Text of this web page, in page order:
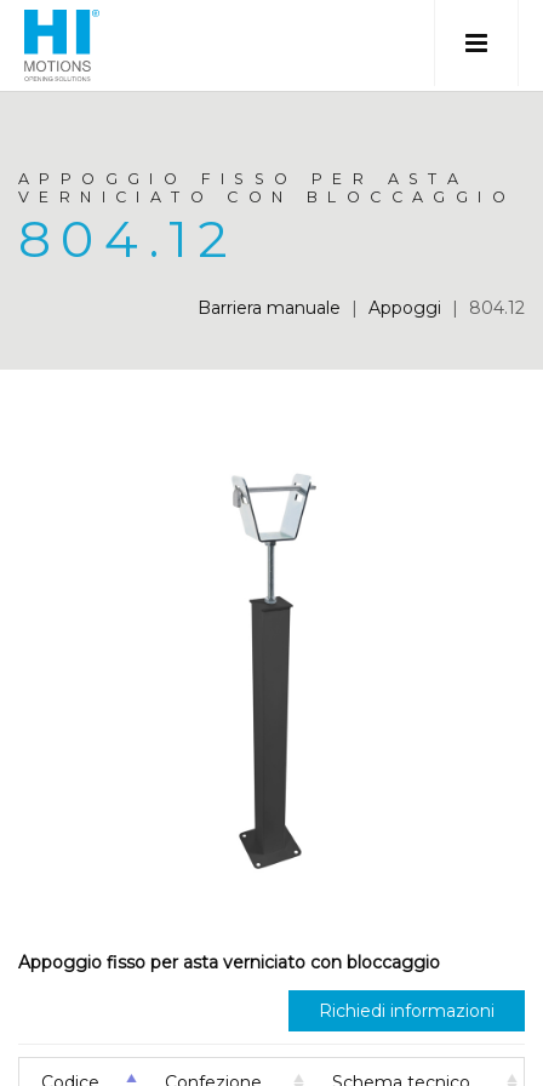
APPOGGIO FISSO PER ASTA
VERNICIATO CON BLOCCAGGIO
804.12
Barriera manuale | Appoggi | 804.12
Appoggio fisso per asta verniciato con bloccaggio
Richiedi informazioni